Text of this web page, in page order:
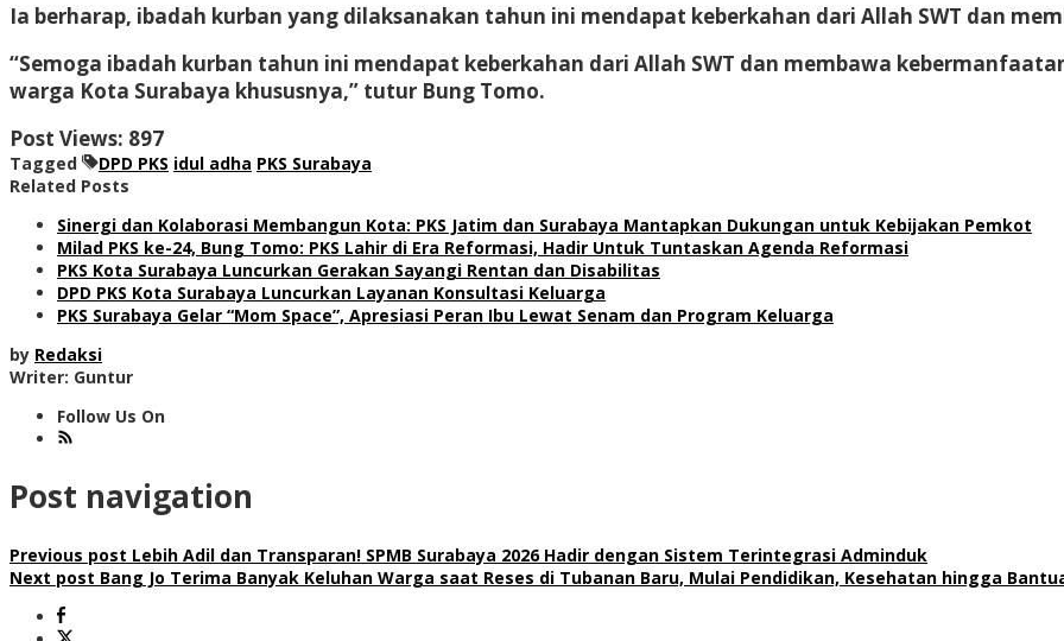
Ia berharap, ibadah kurban yang dilaksanakan tahun ini mendapat keberkahan dari Allah SWT dan
“Semoga ibadah kurban tahun ini mendapat keberkahan dari Allah SWT dan membawa
warga Kota Surabaya khususnya,” tutur Bung Tomo.
Post Views: 897
Tagged DPD PKS idul adha PKS Surabaya
Related Posts
Sinergi dan Kolaborasi Membangun Kota: PKS Jatim dan Surabaya Mantapkan Dukungan untuk Kebijakan Pemkot
Milad PKS ke-24, Bung Tomo: PKS Lahir di Era Reformasi, Hadir Untuk Tuntaskan Agenda Reformasi
PKS Kota Surabaya Luncurkan Gerakan Sayangi Rentan dan Disabilitas
DPD PKS Kota Surabaya Luncurkan Layanan Konsultasi Keluarga
PKS Surabaya Gelar “Mom Space”, Apresiasi Peran Ibu Lewat Senam dan Program Keluarga
by Redaksi
Writer: Guntur
Follow Us On
Post navigation
Previous post Lebih Adil dan Transparan! SPMB Surabaya 2026 Hadir dengan Sistem Terintegrasi Adminduk
Next post Bang Jo Terima Banyak Keluhan Warga saat Reses di Tubanan Baru, Mulai Pendidikan, Kesehatan hingga